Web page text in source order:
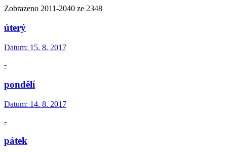
Zobrazeno 2011-2040 ze 2348
úterý
Datum: 15. 8. 2017
-
pondělí
Datum: 14. 8. 2017
-
pátek